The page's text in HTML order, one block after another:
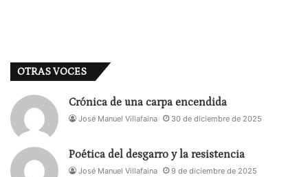
OTRAS VOCES
Crónica de una carpa encendida
José Manuel Villafaina 30 de diciembre de 2025
Poética del desgarro y la resistencia
José Manuel Villafaina 9 de diciembre de 2025